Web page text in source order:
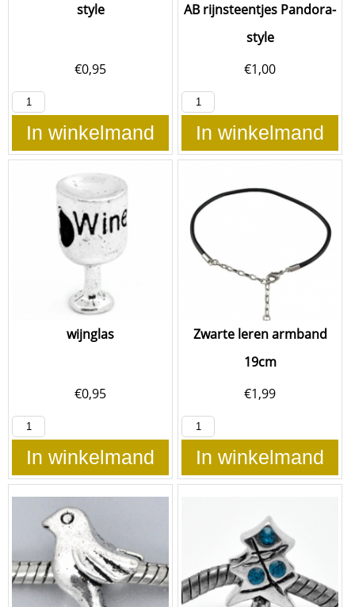
style
€0,95
In winkelmand
AB rijnsteentjes Pandora-
style
€1,00
In winkelmand
wijnglas
€0,95
In winkelmand
Zwarte leren armband
19cm
€1,99
In winkelmand